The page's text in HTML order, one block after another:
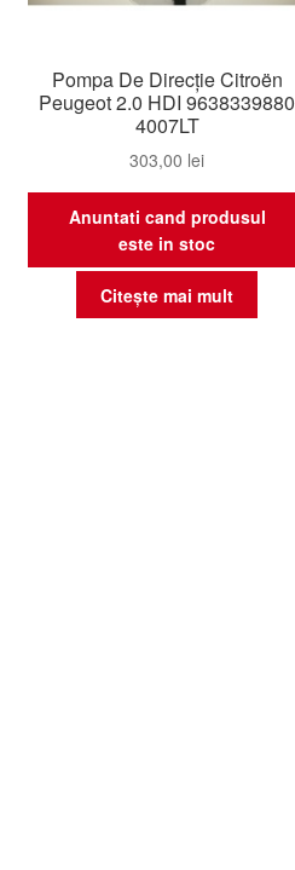
Pompa De Direcție Citroën
Peugeot 2.0 HDI 9638339880
4007LT
303,00 lei
Anuntati cand produsul
este in stoc
Citește mai mult